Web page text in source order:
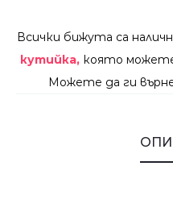
Всички бижута са
кутийка, която можете
Можете да ги